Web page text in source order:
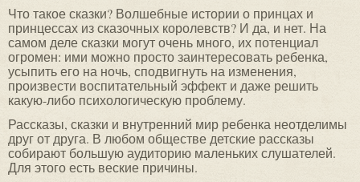
Что такое сказки? Волшебные истории о принцах и
принцессах из сказочных королевств? И да, и нет. На
самом деле сказки могут очень много, их потенциал
огромен: ими можно просто заинтересовать ребенка,
усыпить его на ночь, сподвигнуть на изменения,
произвести воспитательный эффект и даже решить
какую-либо психологическую проблему.
Рассказы, сказки и внутренний мир ребенка неотделимы
друг от друга. В любом обществе детские рассказы
собирают большую аудиторию маленьких слушателей.
Для этого есть веские причины.